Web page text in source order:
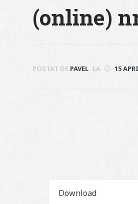
(online)
POSTAT DE PAVEL LA 15
Download